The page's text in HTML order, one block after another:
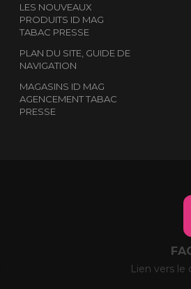
LES NOUVEAUX
PRODUITS ID MAG
TABAC PRESSE
PLAN DU SITE, GUIDE DE
NAVIGATION
MAGASINS ID MAG
AGENCEMENT TABAC
PRESSE
Lien vers